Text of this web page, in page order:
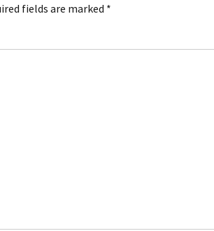
fields are marked *